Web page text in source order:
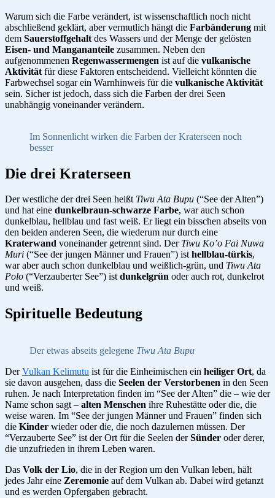
Warum sich die Farbe verändert, ist wissenschaftlich noch nicht
abschließend geklärt, aber vermutlich hängt die Farbänderung mit
dem Sauerstoffgehalt des Wassers und der Menge der gelösten
Eisen- und Mangananteile zusammen. Neben den
aufgenommenen Regenwassermengen ist auf die vulkanische
Aktivität für diese Faktoren entscheidend. Vielleicht könnten die
Farbwechsel sogar ein Warnhinweis für die vulkanische Aktivität
sein. Sicher ist jedoch, dass sich die Farben der drei Seen
unabhängig voneinander verändern.
Im Sonnenlicht wirken die Farben der Kraterseen noch
besser
Die drei Kraterseen
Der westliche der drei Seen heißt Tiwu Ata Bupu (“See der Alten”)
und hat eine dunkelbraun-schwarze Farbe, war auch schon
dunkelblau, hellblau und fast weiß. Er liegt ein bisschen abseits von
den beiden anderen Seen, die wiederum nur durch eine
Kraterwand voneinander getrennt sind. Der Tiwu Ko’o Fai Nuwa
Muri (“See der jungen Männer und Frauen”) isthellblau-türkis,
war aber auch schon dunkelblau und weißlich-grün, und Tiwu Ata
Polo (“Verzauberter See”) istdunkelgrün oder auch rot, dunkelrot
und weiß.
Spirituelle Bedeutung
Der etwas abseits gelegene Tiwu Ata Bupu
DerVulkan Kelimutu ist für die Einheimischen ein heiliger Ort, da
sie davon ausgehen, dass die Seelen der Verstorbenen in den Seen
ruhen. Je nach Interpretation finden im “See der Alten” die – wie der
Name schon sagt – alten Menschen ihre Ruhestätte oder die, die
weise waren. Im “See der jungen Männer und Frauen” finden sich
die Kinder wieder oder die, die noch dazulernen müssen. Der
“Verzauberte See” ist der Ort für die Seelen derSünder oder derer,
die unzufrieden in ihrem Leben waren.
Das Volk der Lio, die in der Region um den Vulkan leben, hält
jedes Jahr eine Zeremonie auf dem Vulkan ab. Dabei wird getanzt
und es werden Opfergaben gebracht.